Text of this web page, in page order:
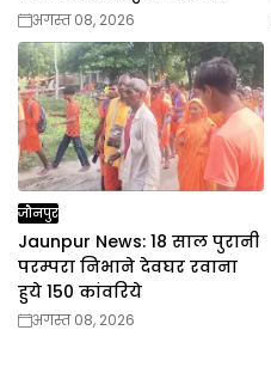
अगस्त 08, 2026
जौनपुर
Jaunpur News: 18 साल पुरानी
परम्परा निभाने देवघर रवाना
हुये 150 कांवरिये
अगस्त 08, 2026